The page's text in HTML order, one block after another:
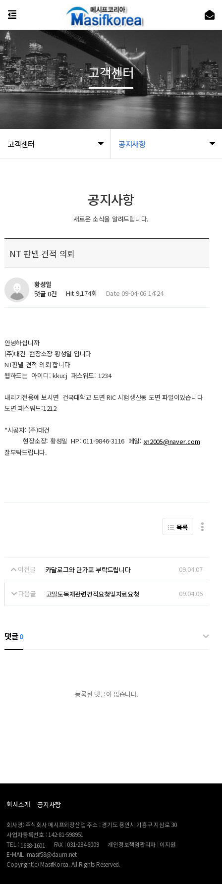
고객센터 공지사항
고객센터
공지사항
새로운 소식을 알려드립니다.
NT 판넬 견적 의뢰
황성일
댓글 0건
Hit 9,174회 Date 09-04-06 14:24
안녕하십니까
(주)대건 현장소장 황성일 입니다
NT판넬 견적 의뢰 합니다
웹하드는 아이디: kkucj 패스워드: 1234
내리기전용에 보시면 건국대학교 도면 RIC 시험생산동 도면 파일이있습니다
도면 패스워드:1212
*시공자: (주)대건
현장소장: 황성일 HP: 011-9846-3116 메일: xn2005@naver.com
잘부탁드립니다.
목록
이전글 카달로그와 단가표 부탁드립니다 09.04.07
다음글 고밀도목재관련견적요청및자료요청 09.04.06
댓글0
등록된 댓글이 없습니다.
회사소개 공지사항
회사명: 주식회사 메시프외장산업 주소 : 경기도 용인시 기흥구 지삼로 30
사업자등록번호 : 142-81-598951
TEL :1688-1601 FAX : 031-284 6009
개인정보책임관리자 : 이지원
E-MAIL :masif58@daum.net
Copyright(c) MasifKorea. All Rights Reserved.